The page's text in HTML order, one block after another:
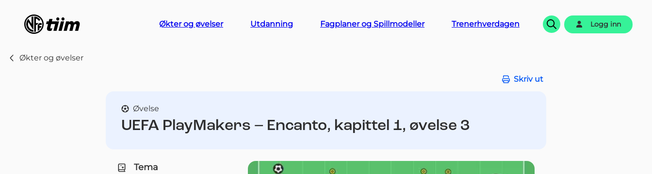
Økter og øvelser Utdanning Fagplaner og Spillmodeller Trenerhverdagen
Søk
Logg inn
Økter og øvelser
Skriv ut
Øvelse
UEFA PlayMakers – Encanto, kapittel 1, øvelse 3
Tema